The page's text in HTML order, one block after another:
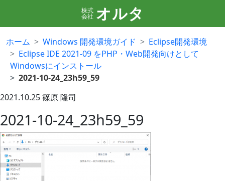
株式
会社 オルタ
ホーム Windows 開発環境ガイド
Eclipse開発環境
Eclipse IDE 2021-09 をPHP・Web開発向けとして
Windowsにインストール
2021-10-24_23h59_59
2021.10.25篠原 隆司
2021-10-24_23h59_59